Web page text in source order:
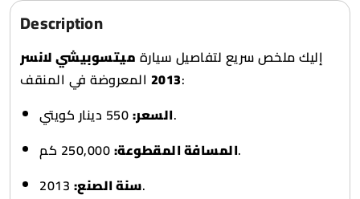
Description
إليك ملخص سريع لتفاصيل سيارة ميتسوبيشي لانسر
2013المعروضة في المنقف:
السعر:550 دينار كويتي.
المسافة المقطوعة:250,000 كم.
سنة الصنع:2013.